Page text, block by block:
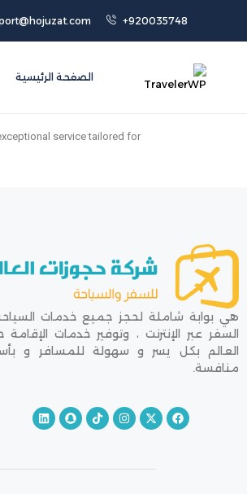
+920035748
الصفحة الرئيسية
service tailored for
هي بوابة شاملة لحجز جميع خدمات
السفر عبر الإنترنت ، وتوفير خدمات الإقامة
العالم بكل يسر و سهولة للمسافر و
منافسة.